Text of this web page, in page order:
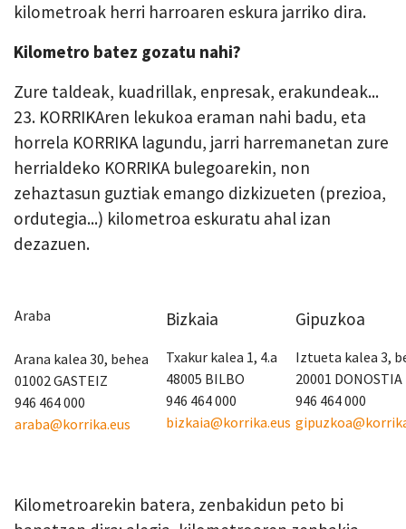
kilometroak herri harroaren eskura jarriko dira.
Kilometro batez gozatu nahi?
Zure taldeak, kuadrillak, enpresak, erakundeak...
23. KORRIKAren lekukoa eraman nahi badu, eta
horrela KORRIKA lagundu, jarri harremanetan zure
herrialdeko KORRIKA bulegoarekin, non
zehaztasun guztiak emango dizkizueten (prezioa,
ordutegia...) kilometroa eskuratu ahal izan
dezazuen.
Araba
Arana kalea 30, behea
01002 GASTEIZ
946 464 000
araba@korrika.eus
Bizkaia
Txakur kalea 1, 4.a
48005 BILBO
946 464 000
bizkaia@korrika.eus
Gipuzkoa
Iztueta kalea 3,
20001 DONOSTIA
946 464 000
Kilometroarekin batera, zenbakidun peto bi